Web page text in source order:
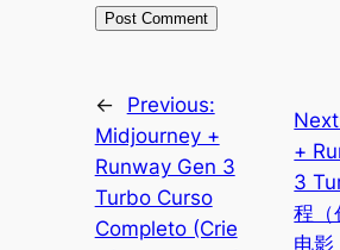
←
Previous:
Midjourney +
Runway Gen 3
Turbo Curso
Completo (Crie
+
3
程（
电影